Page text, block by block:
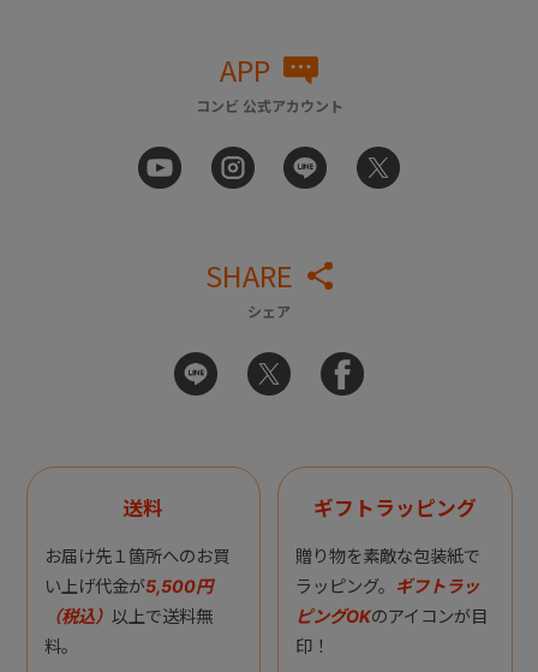
APP
コンビ 公式アカウント
SHARE
シェア
送料
お届け先１箇所へのお買
い上げ代金が5,500円
（税込） 以上で送料無
料。
ギフトラッピング
贈り物を素敵な包装紙で
ラッピング。 ギフトラッ
ピングOKのアイコンが目
印！